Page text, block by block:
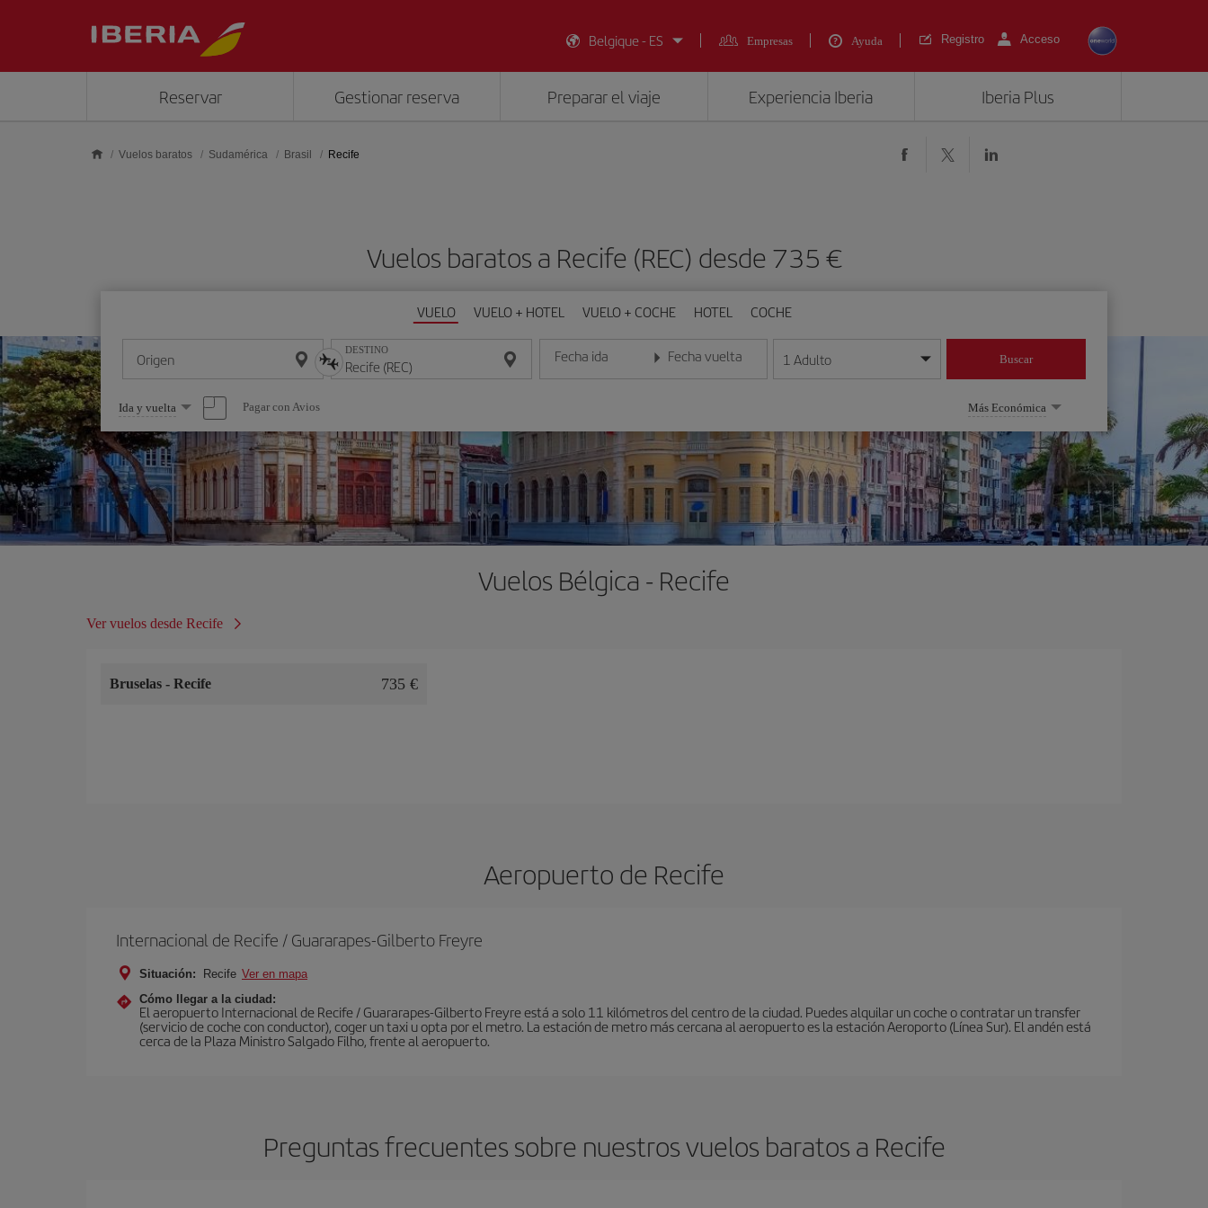
Belgique - ES
Empresas Ayuda Registro Acceso
Reservar Gestionar reserva Preparar el viaje Experiencia Iberia Iberia Plus
Vuelos baratos Sudamérica Brasil Recife
Vuelos baratos a Recife (REC) desde 735 €
VUELO VUELO + HOTEL VUELO + COCHE HOTEL COCHE
Origen DESTINO Fecha ida
Introduce la fecha en formato día/mes/año
Fecha vuelta
Introduce la fecha en formato día/mes/año
1 Adulto Buscar
Seleccione
una
opción
Ida y vuelta Pagar con Avios Más Económica
Vuelos Bélgica - Recife
Ver vuelos desde Recife
Bruselas - Recife 735 €
Aeropuerto de Recife
Internacional de Recife / Guararapes-Gilberto Freyre
Situación: Recife Ver en mapa
Cómo llegar a la ciudad:
El aeropuerto Internacional de Recife / Guararapes-Gilberto Freyre está a solo 11 kilómetros del centro de la ciudad. Puedes alquilar un coche o contratar un transfer
(servicio de coche con conductor), coger un taxi u opta por el metro. La estación de metro más cercana al aeropuerto es la estación Aeroporto (Línea Sur). El andén está
cerca de la Plaza Ministro Salgado Filho, frente al aeropuerto.
Preguntas frecuentes sobre nuestros vuelos baratos a Recife